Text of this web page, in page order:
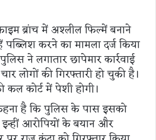
ब्रांच में अश्लील फिल्में बनाने
करने का मामला दर्ज किया
ने लगातार छापेमार कार्रवाई
लोगों की गिरफ्तारी हो चुकी है।
कल कोर्ट में पेशी होगी।
है कि पुलिस के पास इसको
आरोपियों के बयान और